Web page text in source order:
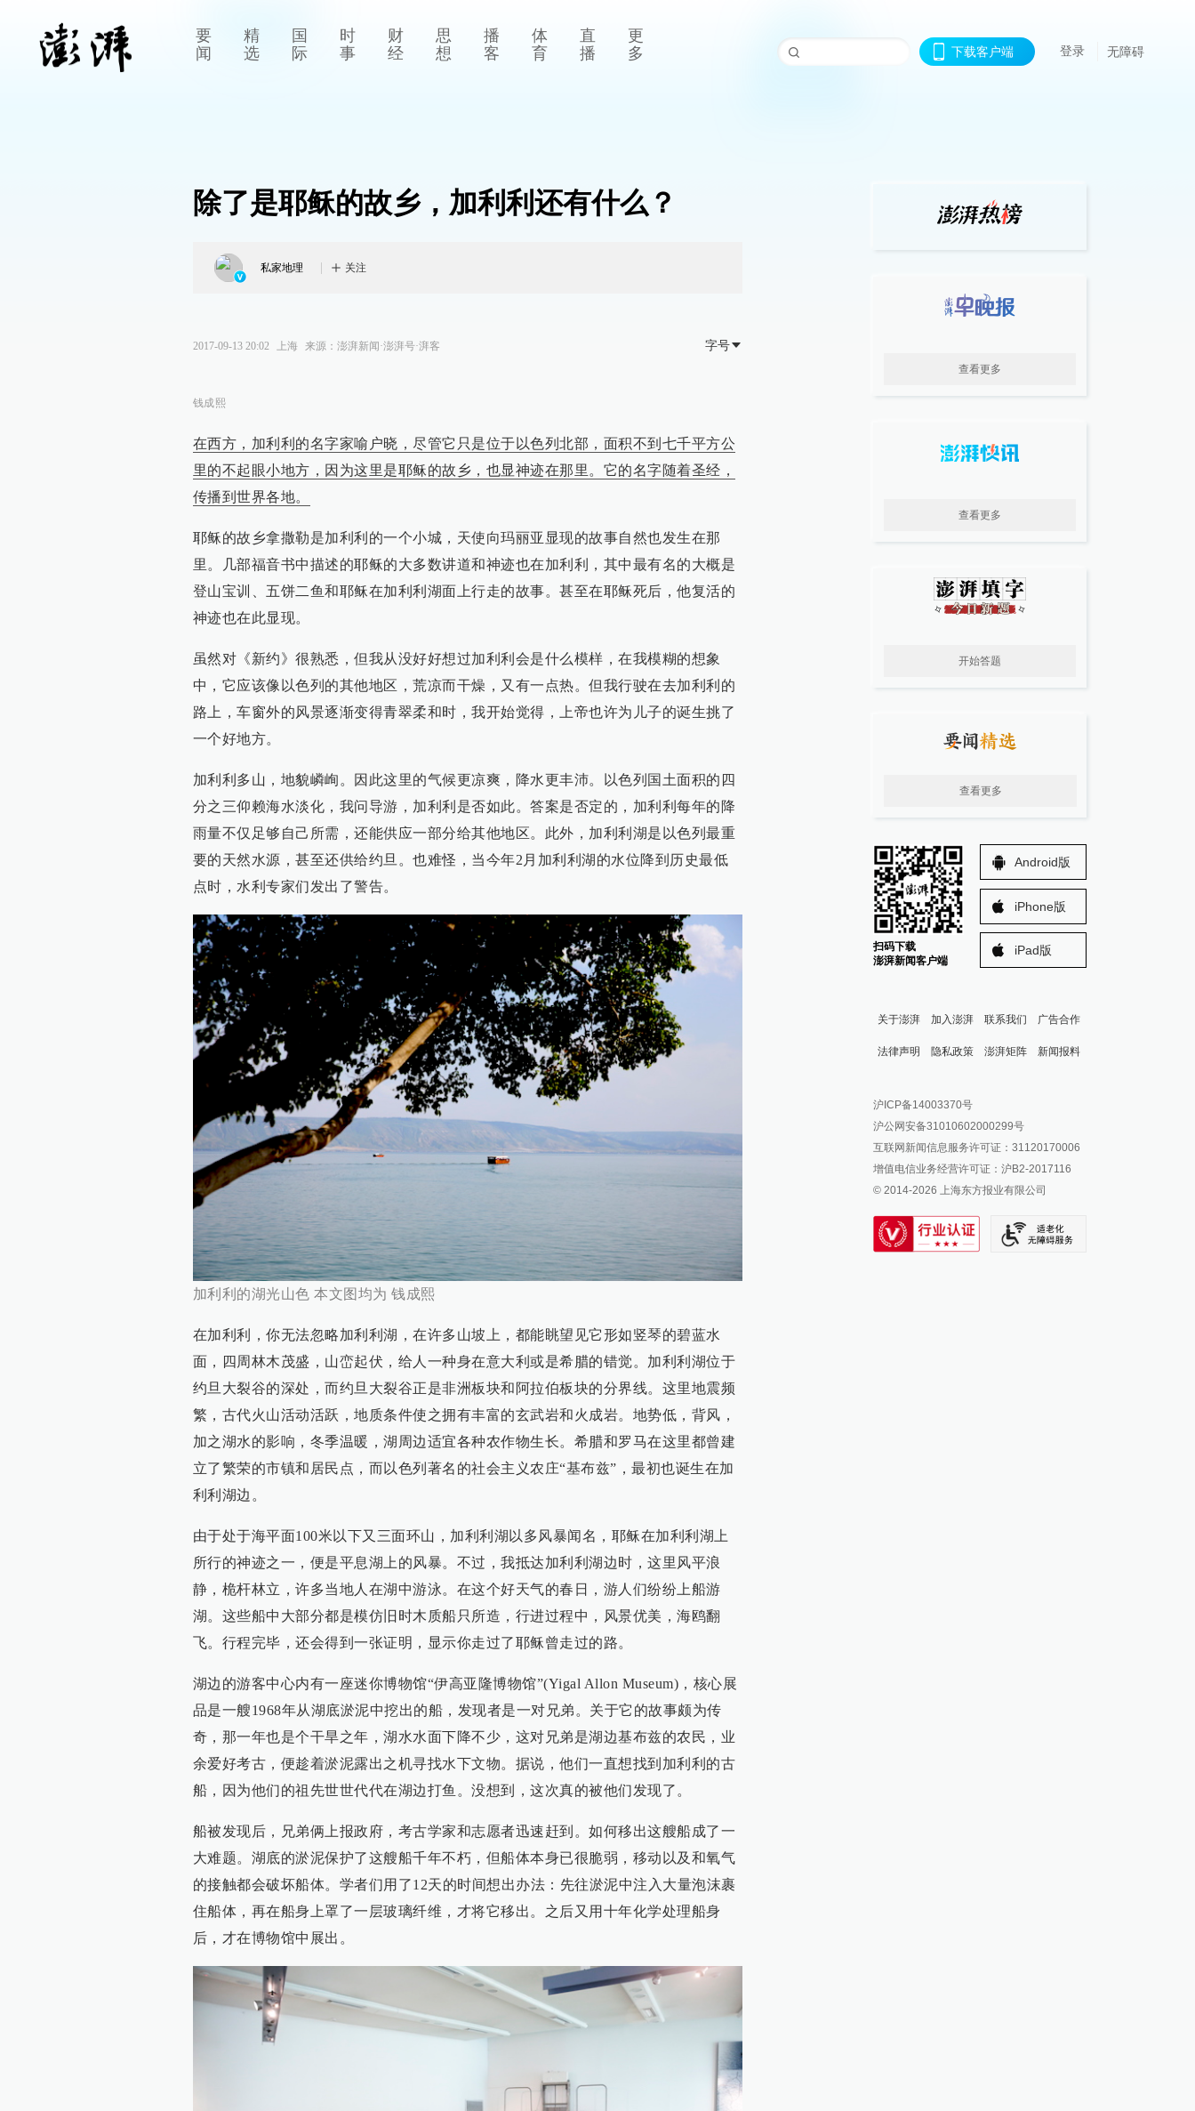
要
闻
精
选
国
际
时
事
财
经
思
想
播
客
体
育
直
播
更
多
下载客户端 登录 无障碍
除了是耶稣的故乡，加利利还有什么？
私家地理 关注
2017-09-13 20:02 上海 来源： 澎湃新闻·澎湃号·湃客 字号
钱成熙
在西方，加利利的名字家喻户晓，尽管它只是位于以色列北部，面积不到七千平方公
里的不起眼小地方，因为这里是耶稣的故乡，也显神迹在那里。它的名字随着圣经，
传播到世界各地。
耶稣的故乡拿撒勒是加利利的一个小城，天使向玛丽亚显现的故事自然也发生在那
里。几部福音书中描述的耶稣的大多数讲道和神迹也在加利利，其中最有名的大概是
登山宝训、五饼二鱼和耶稣在加利利湖面上行走的故事。甚至在耶稣死后，他复活的
神迹也在此显现。
虽然对《新约》很熟悉，但我从没好好想过加利利会是什么模样，在我模糊的想象
中，它应该像以色列的其他地区，荒凉而干燥，又有一点热。但我行驶在去加利利的
路上，车窗外的风景逐渐变得青翠柔和时，我开始觉得，上帝也许为儿子的诞生挑了
一个好地方。
加利利多山，地貌嶙峋。因此这里的气候更凉爽，降水更丰沛。以色列国土面积的四
分之三仰赖海水淡化，我问导游，加利利是否如此。答案是否定的，加利利每年的降
雨量不仅足够自己所需，还能供应一部分给其他地区。此外，加利利湖是以色列最重
要的天然水源，甚至还供给约旦。也难怪，当今年2月加利利湖的水位降到历史最低
点时，水利专家们发出了警告。
加利利的湖光山色 本文图均为 钱成熙
在加利利，你无法忽略加利利湖，在许多山坡上，都能眺望见它形如竖琴的碧蓝水
面，四周林木茂盛，山峦起伏，给人一种身在意大利或是希腊的错觉。加利利湖位于
约旦大裂谷的深处，而约旦大裂谷正是非洲板块和阿拉伯板块的分界线。这里地震频
繁，古代火山活动活跃，地质条件使之拥有丰富的玄武岩和火成岩。地势低，背风，
加之湖水的影响，冬季温暖，湖周边适宜各种农作物生长。希腊和罗马在这里都曾建
立了繁荣的市镇和居民点，而以色列著名的社会主义农庄“基布兹”，最初也诞生在加
利利湖边。
由于处于海平面100米以下又三面环山，加利利湖以多风暴闻名，耶稣在加利利湖上
所行的神迹之一，便是平息湖上的风暴。不过，我抵达加利利湖边时，这里风平浪
静，桅杆林立，许多当地人在湖中游泳。在这个好天气的春日，游人们纷纷上船游
湖。这些船中大部分都是模仿旧时木质船只所造，行进过程中，风景优美，海鸥翻
飞。行程完毕，还会得到一张证明，显示你走过了耶稣曾走过的路。
湖边的游客中心内有一座迷你博物馆“伊高亚隆博物馆”(Yigal Allon Museum)，核心展
品是一艘1968年从湖底淤泥中挖出的船，发现者是一对兄弟。关于它的故事颇为传
奇，那一年也是个干旱之年，湖水水面下降不少，这对兄弟是湖边基布兹的农民，业
余爱好考古，便趁着淤泥露出之机寻找水下文物。据说，他们一直想找到加利利的古
船，因为他们的祖先世世代代在湖边打鱼。没想到，这次真的被他们发现了。
船被发现后，兄弟俩上报政府，考古学家和志愿者迅速赶到。如何移出这艘船成了一
大难题。湖底的淤泥保护了这艘船千年不朽，但船体本身已很脆弱，移动以及和氧气
的接触都会破坏船体。学者们用了12天的时间想出办法：先往淤泥中注入大量泡沫裹
住船体，再在船身上罩了一层玻璃纤维，才将它移出。之后又用十年化学处理船身
后，才在博物馆中展出。
查看更多
查看更多
开始答题
查看更多
扫码下载
澎湃新闻客户端
Android版
iPhone版
iPad版
关于澎湃 加入澎湃 联系我们 广告合作
法律声明 隐私政策 澎湃矩阵
澎湃新闻公众号
澎湃新闻抖音号
派生万物开放平台
IP SHANGHAI
SIXTH TONE
新闻报料
报料邮箱: news@thepaper.cn
沪ICP备14003370号
沪公网安备31010602000299号
互联网新闻信息服务许可证：31120170006
增值电信业务经营许可证：沪B2-2017116
© 2014-2026 上海东方报业有限公司